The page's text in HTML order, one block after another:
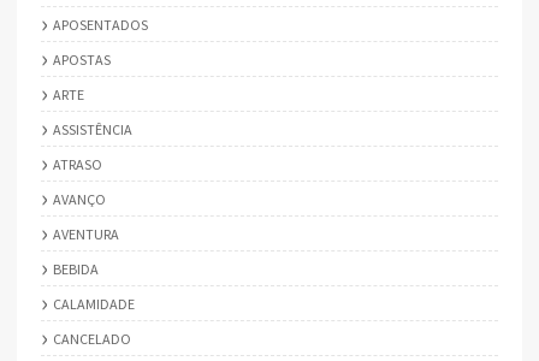
APOSENTADOS
APOSTAS
ARTE
ASSISTÊNCIA
ATRASO
AVANÇO
AVENTURA
BEBIDA
CALAMIDADE
CANCELADO